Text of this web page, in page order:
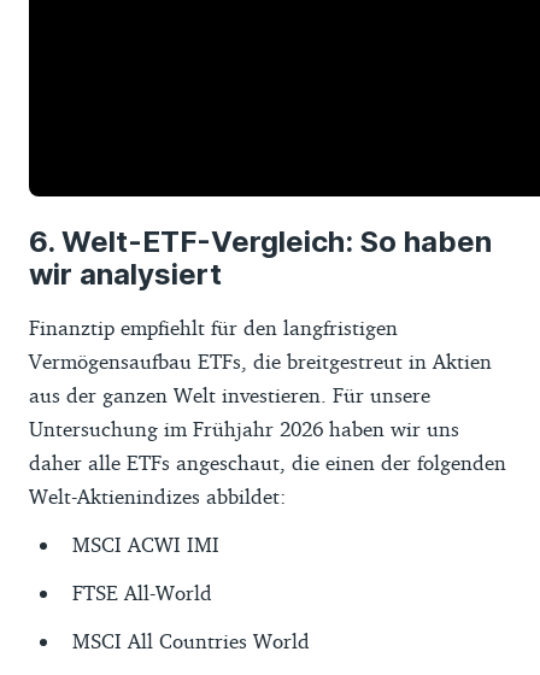
Investorensicht schlecht gemanagt oder
nicht gut zugänglich ist. Die Gegebenheiten
in jedem Land werden regelmäßig von den
einem der hier vorgestellten ETFs auch
langfristig nichts „verpasst“. Wenn sich der
Kapitalmarkt in zusätzlichen Ländern gut
entwickelt, werden diese in die „Alle-
Länder-ETFs“ aufgenommen.
passend und angemessen. Und deutlich
mehr Auswahl als der MSCI World bieten
Welt-ETF-Vergleich: So haben
wir analysiert
Finanztip empfiehlt für den langfristigen
Vermögensaufbau ETFs, die breitgestreut in Aktien
aus der ganzen Welt investieren. Für unsere
Untersuchung im Frühjahr 2026 haben wir uns
daher alle ETFs angeschaut, die einen der folgenden
Welt-Aktienindizes abbildet:
MSCI ACWI IMI
FTSE All-World
MSCI All Countries World